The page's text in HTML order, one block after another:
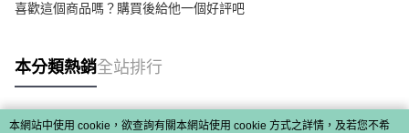
喜歡這個商品嗎？購買後給他一個好評吧
本分類熱銷全站排行
本網站中使用 cookie，欲查詢有關本網站使用 cookie 方式之詳情，及若您不希